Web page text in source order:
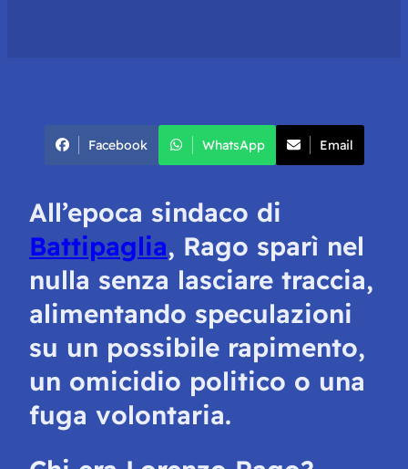
Facebook WhatsApp Email
All’epoca sindaco di
Battipaglia, Rago sparì nel
nulla senza lasciare traccia,
alimentando speculazioni
su un possibile rapimento,
un omicidio politico o una
fuga volontaria.